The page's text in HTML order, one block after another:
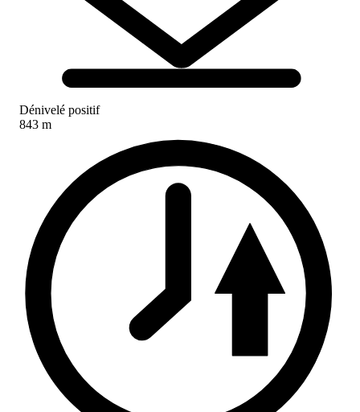
Dénivelé positif
843 m